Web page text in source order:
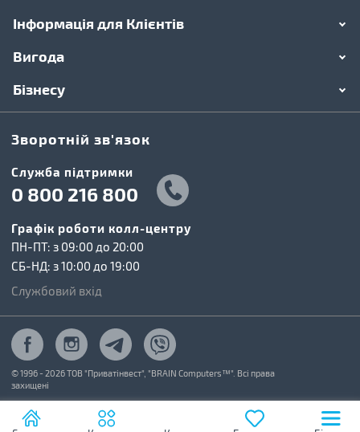
Інформація для Клієнтів
Вигода
Бізнесу
Зворотній зв'язок
Cлужба підтримки
0 800 216 800
Графік роботи колл-центру
ПН-ПТ: з 09:00 до 20:00
СБ-НД: з 10:00 до 19:00
Службовий вхід
© 1996 - 2026 ТОВ "Приватінвест", "BRAIN Computers™". Всі права
захищені